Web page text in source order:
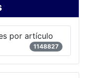
por artículo
1148827